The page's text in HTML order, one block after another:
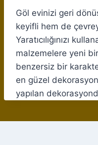
Göl evinizi geri
keyifli hem de
Yaratıcılığınızı
malzemelere yeni
benzersiz bir
en güzel
yapılan